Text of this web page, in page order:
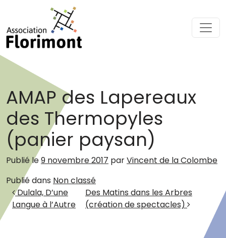
Passer au contenu
Navigation principale
AMAP des Lapereaux
des Thermopyles
(panier paysan)
Publié le9 novembre 2017 parVincent de la Colombe
Publié dans Non classé
Navigation des articles
Dulala, D’une
Langue à l’Autre
Des Matins dans les Arbres
(création de spectacles)